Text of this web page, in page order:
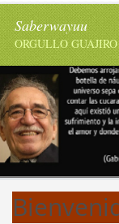
Saberwayuu
ORGULLO GUAJIRO